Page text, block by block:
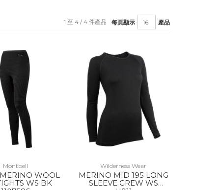
每頁顯示 產品
1 至 4 / 4 件產品
Montbell
WOOL
WS BK
Wilderness Wear
MERINO MID 195 LONG
SLEEVE CREW WS